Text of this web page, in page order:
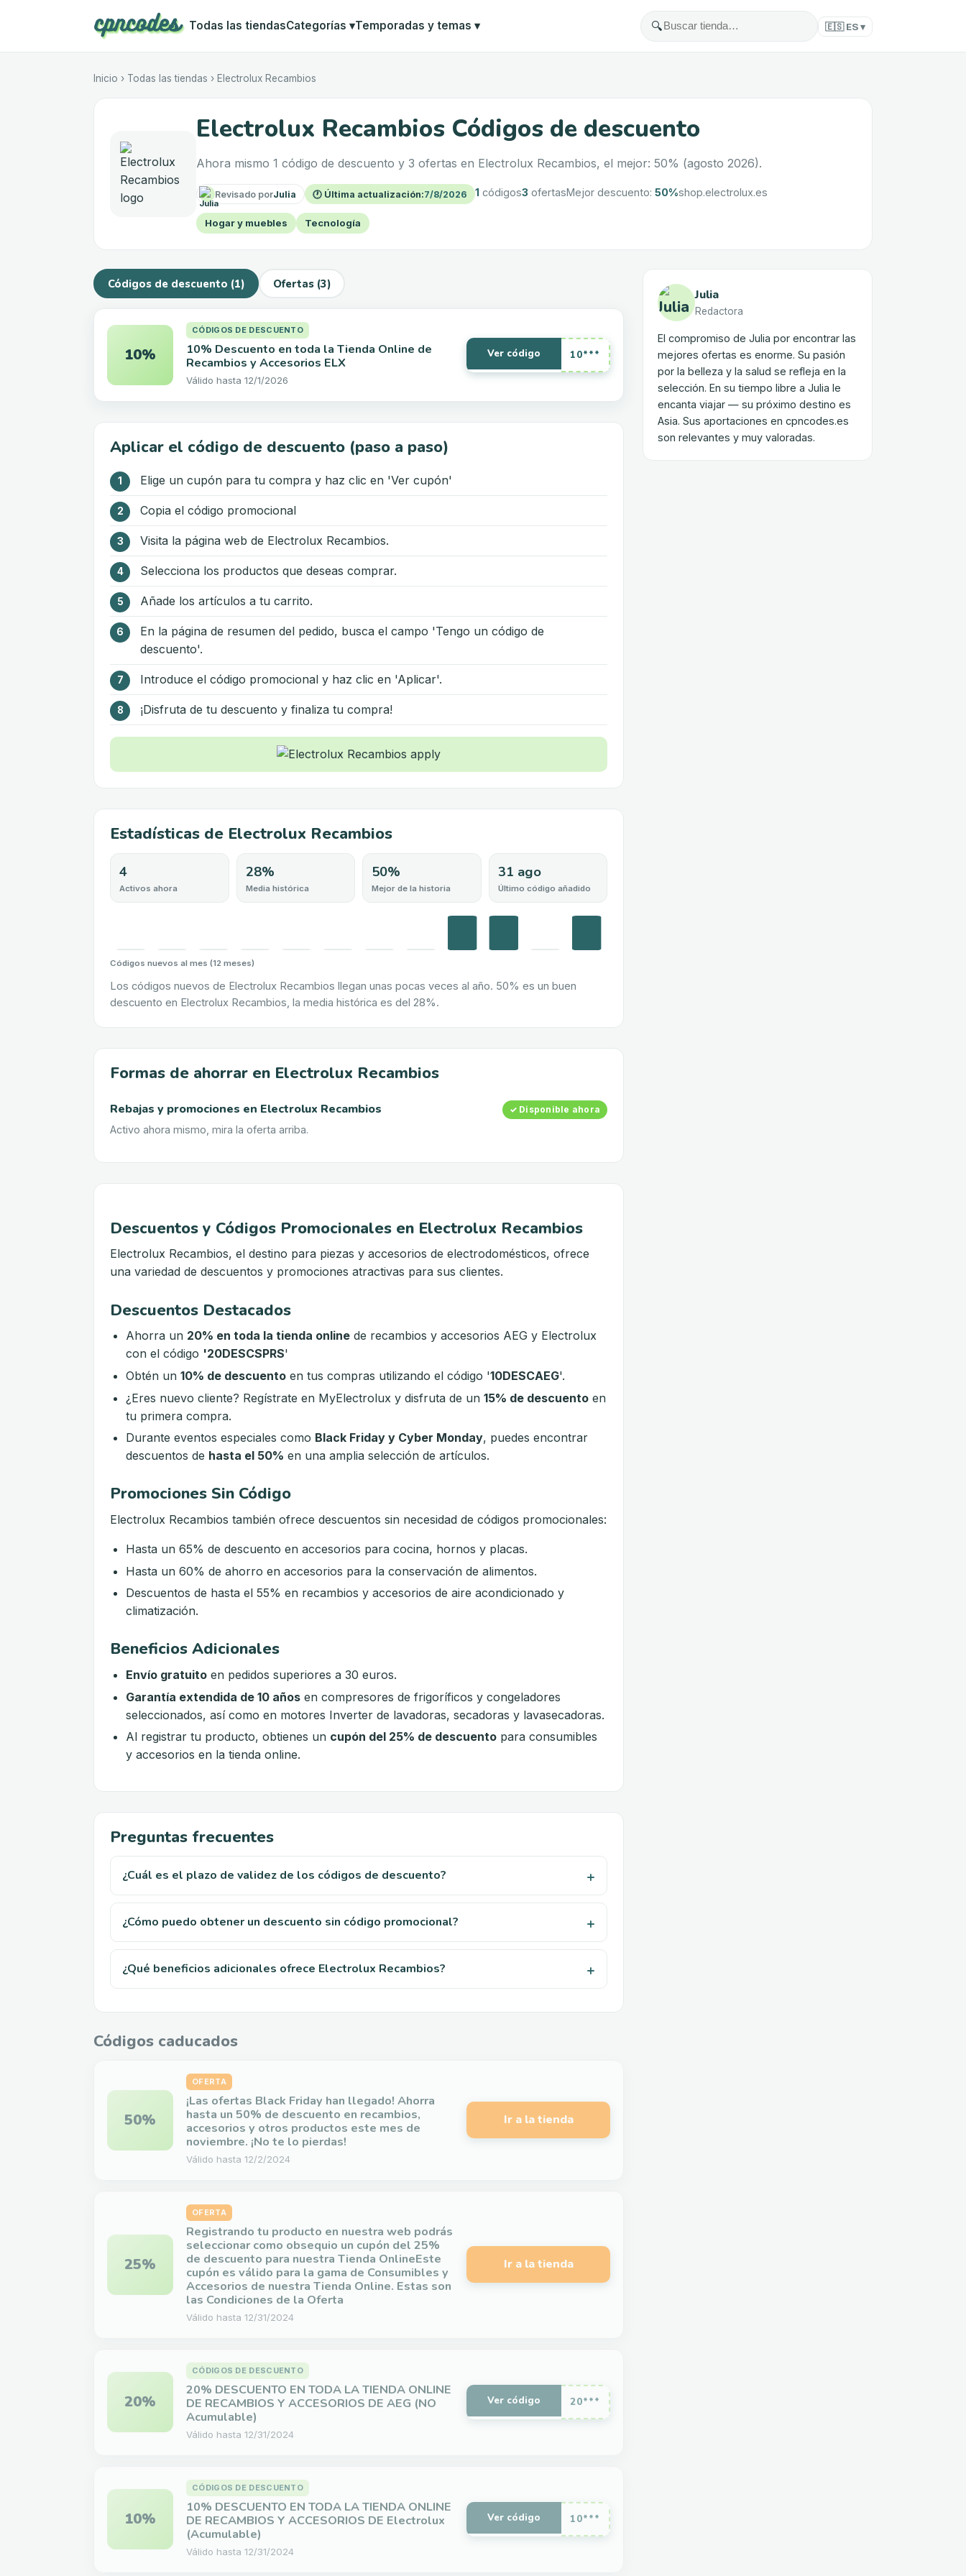
Todas las tiendasCategorías ▾Temporadas y temas ▾ 🔍 🇪🇸 ES▾
Inicio › Todas las tiendas › Electrolux Recambios
Electrolux Recambios Códigos de descuento
Ahora mismo 1 código de descuento y 3 ofertas en Electrolux Recambios, el mejor: 50% (agosto 2026).
Revisado porJulia 🕐 Última actualización:7/8/2026 1 códigos3 ofertasMejor descuento: 50%shop.electrolux.es
Hogar y muebles Tecnología
Códigos de descuento (1) Ofertas (3)
10%
CÓDIGOS DE DESCUENTO
10% Descuento en toda la Tienda Online de
Recambios y Accesorios ELX
Válido hasta 12/1/2026
Ver código 10***
Aplicar el código de descuento (paso a paso)
Elige un cupón para tu compra y haz clic en 'Ver cupón'
Copia el código promocional
Visita la página web de Electrolux Recambios.
Selecciona los productos que deseas comprar.
Añade los artículos a tu carrito.
En la página de resumen del pedido, busca el campo 'Tengo un código de
descuento'.
Introduce el código promocional y haz clic en 'Aplicar'.
¡Disfruta de tu descuento y finaliza tu compra!
Estadísticas de Electrolux Recambios
4
Activos ahora
28%
Media histórica
50%
Mejor de la historia
31 ago
Último código añadido
Códigos nuevos al mes (12 meses)
Los códigos nuevos de Electrolux Recambios llegan unas pocas veces al año. 50% es un buen
descuento en Electrolux Recambios, la media histórica es del 28%.
Formas de ahorrar en Electrolux Recambios
Rebajas y promociones en Electrolux Recambios ✓ Disponible ahora
Activo ahora mismo, mira la oferta arriba.
Descuentos y Códigos Promocionales en Electrolux Recambios
Electrolux Recambios, el destino para piezas y accesorios de electrodomésticos, ofrece
una variedad de descuentos y promociones atractivas para sus clientes.
Descuentos Destacados
Ahorra un 20% en toda la tienda online de recambios y accesorios AEG y Electrolux
con el código '20DESCSPRS'
Obtén un10% de descuento en tus compras utilizando el código '10DESCAEG'.
¿Eres nuevo cliente? Regístrate en MyElectrolux y disfruta de un15% de descuento en
tu primera compra.
Durante eventos especiales como Black Friday y Cyber Monday, puedes encontrar
descuentos de hasta el 50% en una amplia selección de artículos.
Promociones Sin Código
Electrolux Recambios también ofrece descuentos sin necesidad de códigos promocionales:
Hasta un 65% de descuento en accesorios para cocina, hornos y placas.
Hasta un 60% de ahorro en accesorios para la conservación de alimentos.
Descuentos de hasta el 55% en recambios y accesorios de aire acondicionado y
climatización.
Beneficios Adicionales
Envío gratuito en pedidos superiores a 30 euros.
Garantía extendida de 10 años en compresores de frigoríficos y congeladores
seleccionados, así como en motores Inverter de lavadoras, secadoras y lavasecadoras.
Al registrar tu producto, obtienes un cupón del 25% de descuento para consumibles
y accesorios en la tienda online.
Preguntas frecuentes
¿Cuál es el plazo de validez de los códigos de descuento?
¿Cómo puedo obtener un descuento sin código promocional?
¿Qué beneficios adicionales ofrece Electrolux Recambios?
Códigos caducados
50%
OFERTA
¡Las ofertas Black Friday han llegado! Ahorra
hasta un 50% de descuento en recambios,
accesorios y otros productos este mes de
noviembre. ¡No te lo pierdas!
Válido hasta 12/2/2024
Ir a la tienda
25%
OFERTA
Registrando tu producto en nuestra web podrás
seleccionar como obsequio un cupón del 25%
de descuento para nuestra Tienda OnlineEste
cupón es válido para la gama de Consumibles y
Accesorios de nuestra Tienda Online. Estas son
las Condiciones de la Oferta
Válido hasta 12/31/2024
Ir a la tienda
20%
CÓDIGOS DE DESCUENTO
20% DESCUENTO EN TODA LA TIENDA ONLINE
DE RECAMBIOS Y ACCESORIOS DE AEG (NO
Acumulable)
Válido hasta 12/31/2024
Ver código 20***
10%
CÓDIGOS DE DESCUENTO
10% DESCUENTO EN TODA LA TIENDA ONLINE
DE RECAMBIOS Y ACCESORIOS DE Electrolux
(Acumulable)
Válido hasta 12/31/2024
Ver código 10***
Julia
Redactora
El compromiso de Julia por encontrar las
mejores ofertas es enorme. Su pasión
por la belleza y la salud se refleja en la
selección. En su tiempo libre a Julia le
encanta viajar — su próximo destino es
Asia. Sus aportaciones en cpncodes.es
son relevantes y muy valoradas.